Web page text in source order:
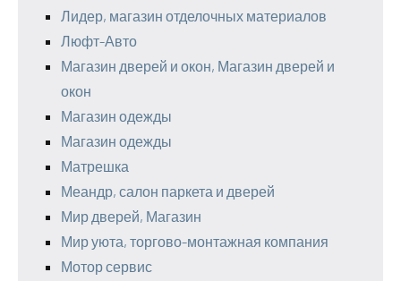
Лидер, магазин отделочных материалов
Люфт-Авто
Магазин дверей и окон, Магазин дверей и
окон
Магазин одежды
Магазин одежды
Матрешка
Меандр, салон паркета и дверей
Мир дверей, Магазин
Мир уюта, торгово-монтажная компания
Мотор сервис